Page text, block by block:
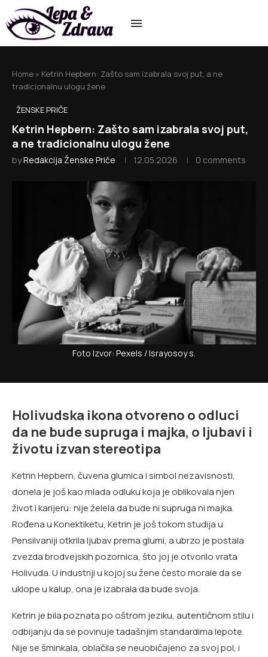
Home » Ketrin Hepbern: Zašto sam izabrala svoj put, a ne
tradicionalnu ulogu žene
ŽENSKE PRIČE
Ketrin Hepbern: Zašto sam izabrala svoj put,
a ne tradicionalnu ulogu žene
byRedakcija Ženske Priče 12.05.2026 0 comments
Foto Izvor: Pexels / Israyosoy s.
Holivudska ikona otvoreno o odluci
da ne bude supruga i majka, o ljubavi i
životu izvan stereotipa
Ketrin Hepbern, čuvena glumica i simbol nezavisnosti,
donela je još kao mlada odluku koja je oblikovala njen
život i karijeru: nije želela da bude ni supruga ni majka.
Rođena u Konektiketu, Ketrin je još tokom studija u
Pensilvaniji otkrila ljubav prema glumi, a ubrzo je postala
zvezda brodvejskih pozornica, što joj je otvorilo vrata
Holivuda. U industriji u kojoj su žene često morale da se
uklope u kalup, ona je izabrala da bude svoja.
Ketrin je bila poznata po oštrom jeziku, autentičnom stilu i
odbijanju da se povinuje tadašnjim standardima lepote.
Nije se šminkala, oblačila se neuobičajeno za svoj pol, i